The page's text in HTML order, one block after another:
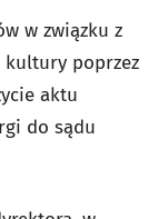
w związku z
kultury poprzez
aktu
do sądu